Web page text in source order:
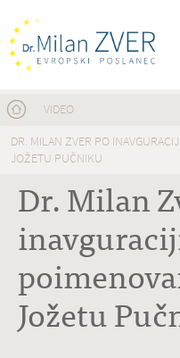
Nahajate se tukaj
VIDEO
DR. MILAN ZVER PO
JOŽETU PUČNIKU
Dr. Milan
Jožetu